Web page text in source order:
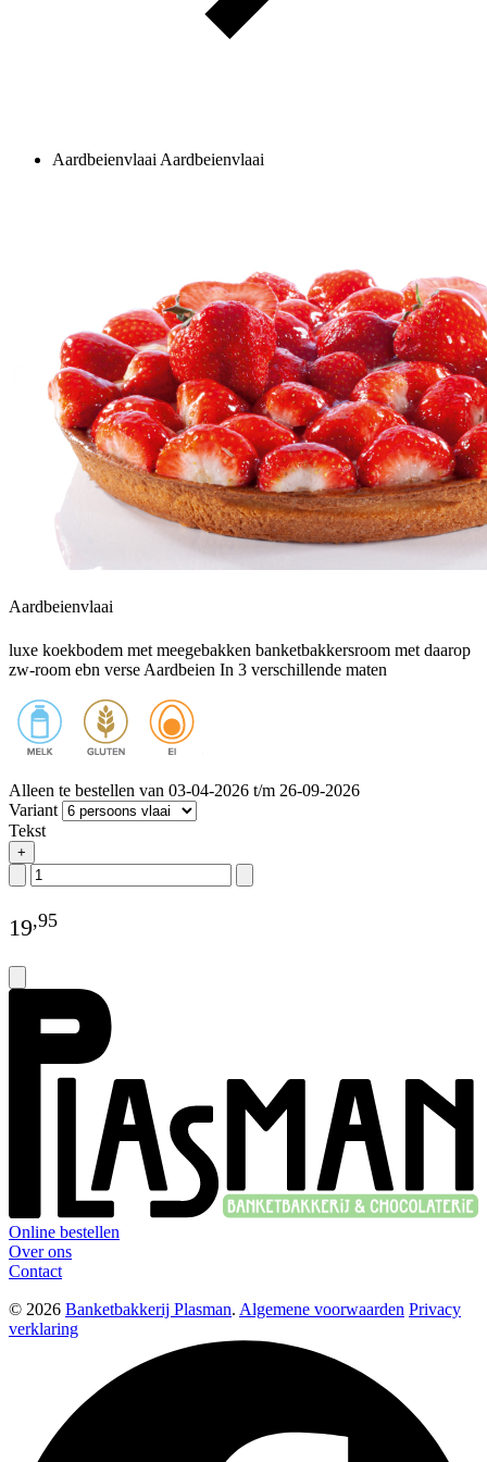
Aardbeienvlaai Aardbeienvlaai
Aardbeienvlaai
luxe koekbodem met meegebakken banketbakkersroom met daarop
zw-room ebn verse Aardbeien In 3 verschillende maten
Alleen te bestellen van 03-04-2026 t/m 26-09-2026
Variant
Tekst
+
19,95
Online bestellen
Over ons
Contact
© 2026 Banketbakkerij Plasman. Algemene voorwaarden Privacy
verklaring